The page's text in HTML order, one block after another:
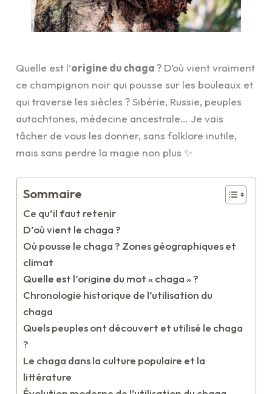
Quelle est l’origine du chaga? D’où vient vraiment
ce champignon noir qui pousse sur les bouleaux et
qui traverse les siècles ? Sibérie, Russie, peuples
autochtones, médecine ancestrale… Je vais
tâcher de vous les donner, sans folklore inutile,
mais sans perdre la magie non plus ✨
Sommaire
Ce qu’il faut retenir
D’où vient le chaga ?
Où pousse le chaga ? Zones géographiques et
climat
Quelle est l’origine du mot « chaga » ?
Chronologie historique de l’utilisation du
chaga
Quels peuples ont découvert et utilisé le chaga
?
Le chaga dans la culture populaire et la
littérature